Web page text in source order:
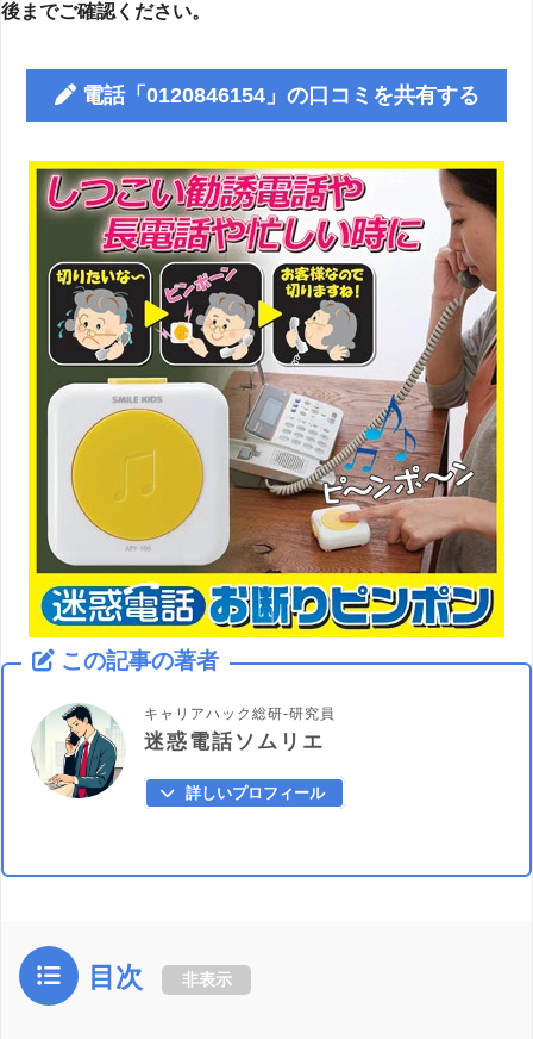
後までご確認ください。
電話「0120846154」の口コミを共有する
この記事の著者
キャリアハック総研-研究員
迷惑電話ソムリエ
詳しいプロフィール
目次 非表示